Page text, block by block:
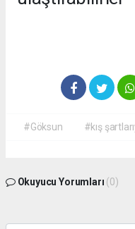
#Göksun #kış
Okuyucu Yorumları (0)